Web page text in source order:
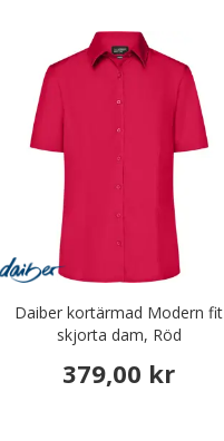
Daiber kortärmad Modern fit
skjorta dam, Röd
379,00 kr